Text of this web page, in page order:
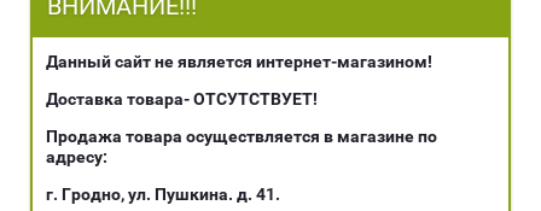
ВНИМАНИЕ!!!
Данный сайт не является интернет-магазином!
Доставка товара- ОТСУТСТВУЕТ!
Продажа товара осуществляется в магазине по
адресу:
г. Гродно, ул. Пушкина. д. 41.